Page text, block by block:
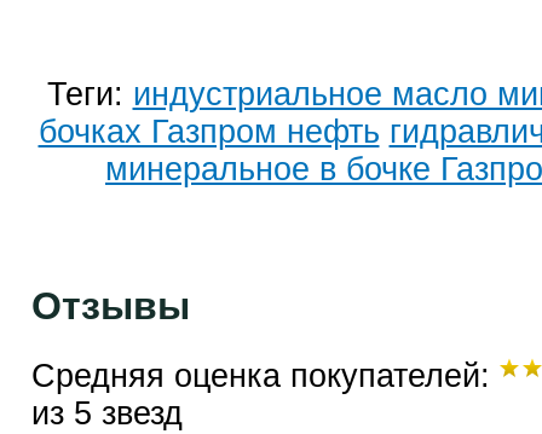
Теги: индустриальное масло
бочках Газпром нефть
минеральное в бочке
Отзывы
Средняя оценка покупателей:
из 5 звезд